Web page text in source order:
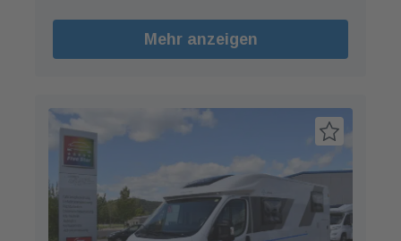
Mehr anzeigen